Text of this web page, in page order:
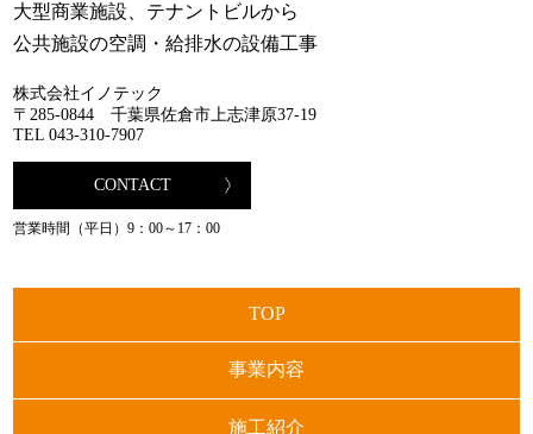
大型商業施設、テナントビルから
公共施設の空調・給排水の設備工事
株式会社イノテック
〒285-0844 千葉県佐倉市上志津原37-19
TEL 043-310-7907
CONTACT
営業時間（平日）9：00～17：00
TOP
事業内容
施工紹介